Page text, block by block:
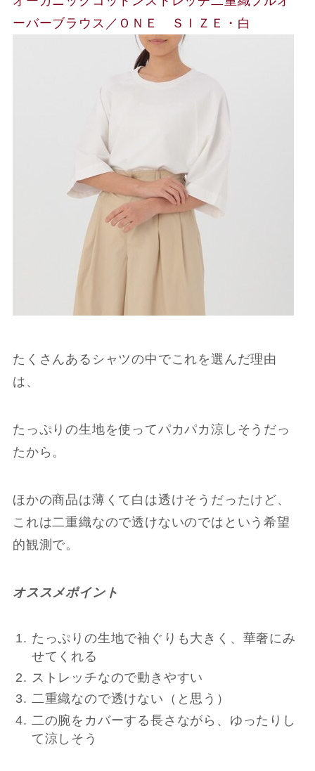
ーバーブラウス／ＯＮＥ ＳＩＺＥ・白
たくさんあるシャツの中でこれを選んだ理由
は、
たっぷりの生地を使ってパカパカ涼しそうだっ
たから。
ほかの商品は薄くて白は透けそうだったけど、
これは二重織なので透けないのではという希望
的観測で。
オススメポイント
たっぷりの生地で袖ぐりも大きく、華奢にみ
せてくれる
ストレッチなので動きやすい
二重織なので透けない（と思う）
二の腕をカバーする長さながら、ゆったりし
て涼しそう